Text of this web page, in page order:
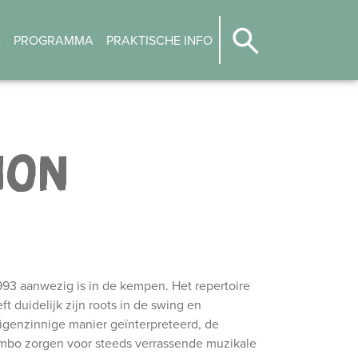
PROGRAMMA PRAKTISCHE INFO
aanwezig is in de kempen. Het repertoire
duidelijk zijn roots in de swing en
manier geïnterpreteerd, de
zorgen voor steeds verrassende muzikale